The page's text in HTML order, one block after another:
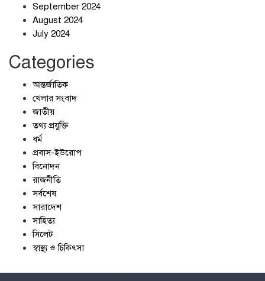
September 2024
August 2024
July 2024
Categories
আন্তর্জাতিক
খেলার সংবাদ
জাতীয়
তথ্য প্রযুক্তি
ধর্ম
প্রবাস-ইউরোপ
বিনোদন
রাজনীতি
সর্বশেষ
সারাদেশ
সাহিত্য
সিলেট
স্বাস্থ্য ও চিকিৎসা